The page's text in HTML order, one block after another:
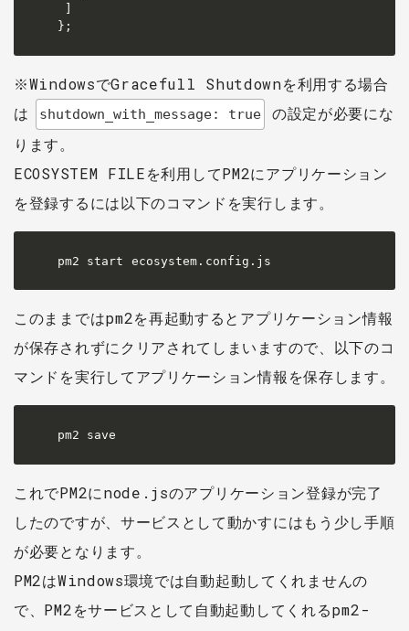
};
※WindowsでGracefull Shutdownを利用する場合
は
shutdown_with_message: true
の設定が必要にな
ります。
ECOSYSTEM FILEを利用してPM2にアプリケーション
を登録するには以下のコマンドを実行します。
pm2 start ecosystem.config.js
このままではpm2を再起動するとアプリケーション情報
が保存されずにクリアされてしまいますので、以下のコ
マンドを実行してアプリケーション情報を保存します。
pm2 save
これでPM2にnode.jsのアプリケーション登録が完了
したのですが、サービスとして動かすにはもう少し手順
が必要となります。
PM2はWindows環境では自動起動してくれませんの
で、PM2をサービスとして自動起動してくれるpm2-